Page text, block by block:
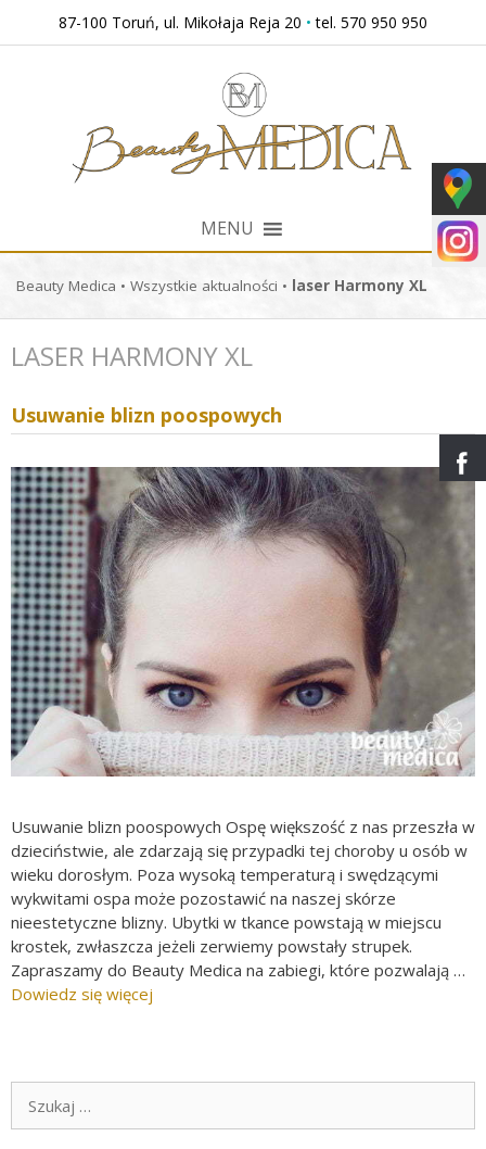
87-100 Toruń, ul. Mikołaja Reja 20 • tel. 570 950 950
MENU
Beauty Medica • Wszystkie aktualności • laser Harmony XL
LASER HARMONY XL
Usuwanie blizn poospowych
Usuwanie blizn poospowych Ospę większość z nas przeszła w
dzieciństwie, ale zdarzają się przypadki tej choroby u osób w
wieku dorosłym. Poza wysoką temperaturą i swędzącymi
wykwitami ospa może pozostawić na naszej skórze
nieestetyczne blizny. Ubytki w tkance powstają w miejscu
krostek, zwłaszcza jeżeli zerwiemy powstały strupek.
Zapraszamy do Beauty Medica na zabiegi, które pozwalają …
Dowiedz się więcej
Szukaj: